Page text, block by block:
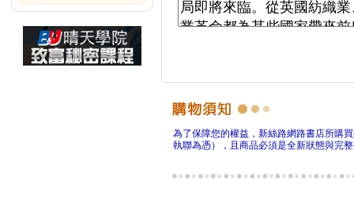
為了保障您的權益，新絲路網路書店所購
執聯為憑），且商品必須是全新狀態與完